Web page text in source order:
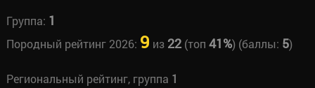
Группа: 1
Породный рейтинг 2026: 9 из 22(топ 41%) (баллы: 5)
Региональный рейтинг, группа 1